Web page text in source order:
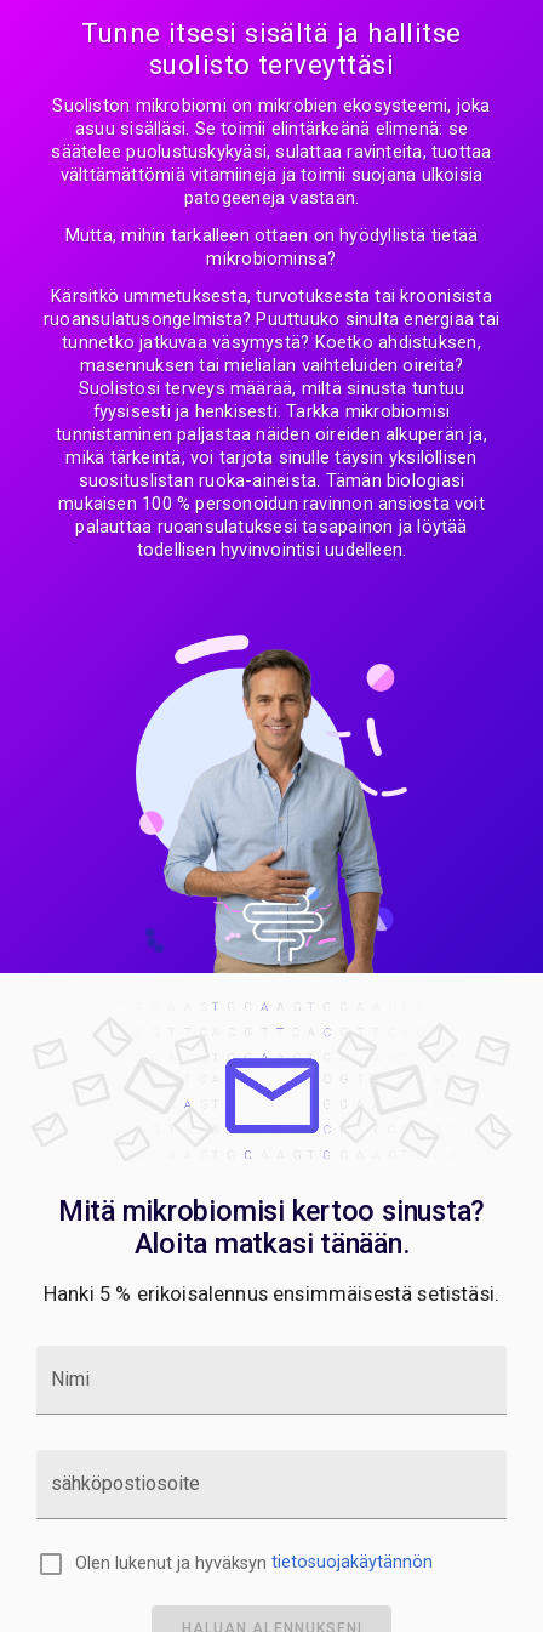
Tunne itsesi sisältä ja hallitse
suolisto terveyttäsi
Suoliston mikrobiomi on mikrobien ekosysteemi, joka
asuu sisälläsi. Se toimii elintärkeänä elimenä: se
säätelee puolustuskykyäsi, sulattaa ravinteita, tuottaa
välttämättömiä vitamiineja ja toimii suojana ulkoisia
patogeeneja vastaan.
Mutta, mihin tarkalleen ottaen on hyödyllistä tietää
mikrobiominsa?
Kärsitkö ummetuksesta, turvotuksesta tai kroonisista
ruoansulatusongelmista? Puuttuuko sinulta energiaa tai
tunnetko jatkuvaa väsymystä? Koetko ahdistuksen,
masennuksen tai mielialan vaihteluiden oireita?
Suolistosi terveys määrää, miltä sinusta tuntuu
fyysisesti ja henkisesti. Tarkka mikrobiomisi
tunnistaminen paljastaa näiden oireiden alkuperän ja,
mikä tärkeintä, voi tarjota sinulle täysin yksilöllisen
suosituslistan ruoka-aineista. Tämän biologiasi
mukaisen 100 % personoidun ravinnon ansiosta voit
palauttaa ruoansulatuksesi tasapainon ja löytää
todellisen hyvinvointisi uudelleen.
Mitä mikrobiomisi kertoo sinusta?
Aloita matkasi tänään.
Hanki 5 % erikoisalennus ensimmäisestä setistäsi.
Nimi
sähköpostiosoite
Olen lukenut ja hyväksyn tietosuojakäytännön
HALUAN ALENNUKSENI